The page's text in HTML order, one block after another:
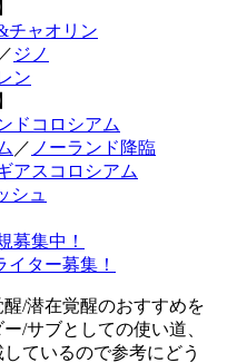
チャオリン
／ ジノ
ン
ドコロシアム
／ ノーランド降臨
アスコロシアム
シュ
募集中！
ター募集！
/潜在覚醒のおすすめを
/サブとしての使い道、
ているので参考にどう